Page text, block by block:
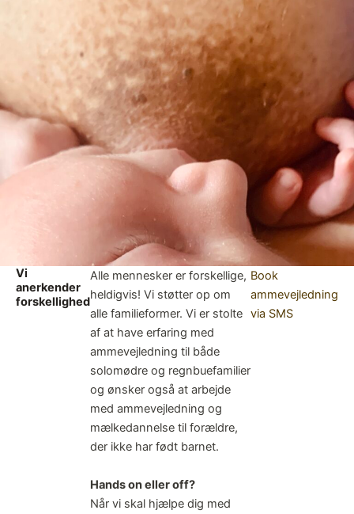
Vi
anerkender
forskellighed
Alle mennesker er forskellige,
heldigvis! Vi støtter op om
alle familieformer. Vi er stolte
af at have erfaring med
ammevejledning til både
solomødre og regnbuefamilier
og ønsker også at arbejde
med ammevejledning og
mælkedannelse til forældre,
der ikke har født barnet.
Hands on eller off?
Når vi skal hjælpe dig med
Book
ammevejledning
via SMS